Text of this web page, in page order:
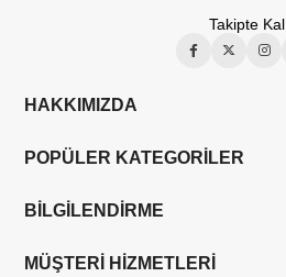
Takipte Kal
HAKKIMIZDA
POPÜLER KATEGORİLER
BİLGİLENDİRME
MÜŞTERİ HİZMETLERİ